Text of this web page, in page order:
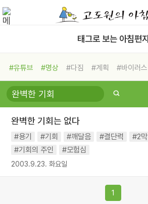
태그로 보는 아침편지
#유튜브 #명상 #다짐 #계획 #바이러스
#비전캠프
#독서캠프 #삶
#희망
#나눔 #친구 #링컨학교
#독서
#건강 #면역력
완벽한 기회는 없다
#용기 #기회 #깨달음 #결단력 #2막
#기회의 주인
#모험심
2003.9.23. 화요일
1